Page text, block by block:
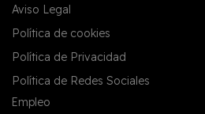
Aviso Legal
Política de cookies
Política de Privacidad
Política de Redes Sociales
Empleo